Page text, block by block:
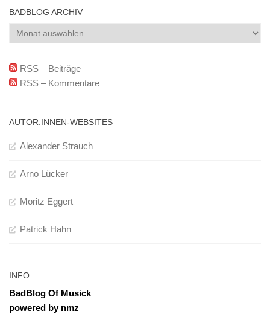
BADBLOG ARCHIV
BadBlog
Archiv
RSS – Beiträge
RSS – Kommentare
AUTOR:INNEN-WEBSITES
Alexander Strauch
Arno Lücker
Moritz Eggert
Patrick Hahn
INFO
BadBlog Of Musick
powered by nmz